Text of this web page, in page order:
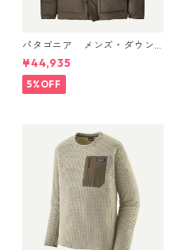
パタゴニア メンズ・ダウン
ドリフト・ジャケット (カラ
ー Otter Brown) Patagonia
Men's Downdrift Jacket 日
本正規品 製品番号 20600
¥44,935
5%OFF